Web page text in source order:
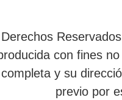
con fines
y su
previo por